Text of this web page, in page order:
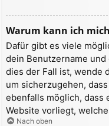
Warum kann ich
Dafür gibt es viele
dein Benutzername
dies der Fall ist, wende
um sicherzugehen,
ebenfalls möglich, dass
Website vorliegt,
Nach oben